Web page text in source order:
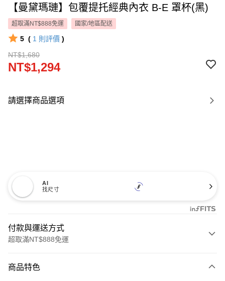
【曼黛瑪璉】包覆提托經典內衣 B-E 罩杯(黑)
超取滿NT$888免運 國家/地區配送
5 ( 1 則評價 )
NT$1,680
NT$1,294
請選擇商品選項
AI
找尺寸
付款與運送方式
超取滿NT$888免運
信用卡一次付款
商品特色